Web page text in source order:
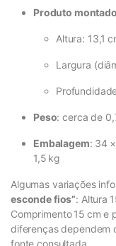
Produto montado
Altura: 13,1
Largura
Peso: cerca de
Embalagem: 34
1,5 kg
Algumas variações
esconde fios”: Altura
Comprimento 15 cm e
diferenças dependem
fonte consultada.